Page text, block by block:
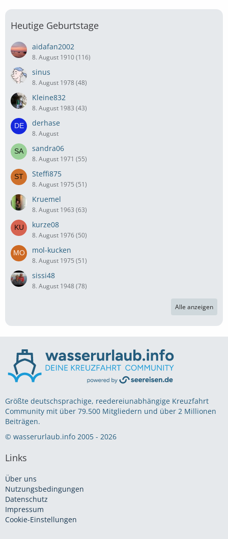
Heutige Geburtstage
aidafan2002
8. August 1910 (116)
sinus
8. August 1978 (48)
Kleine832
8. August 1983 (43)
derhase
8. August
sandra06
8. August 1971 (55)
Steffi875
8. August 1975 (51)
Kruemel
8. August 1963 (63)
kurze08
8. August 1976 (50)
mol-kucken
8. August 1975 (51)
sissi48
8. August 1948 (78)
Alle anzeigen
Größte deutschsprachige, reedereiunabhängige Kreuzfahrt
Community mit über 79.500 Mitgliedern und über 2 Millionen
Beiträgen.
© wasserurlaub.info 2005 - 2026
Links
Über uns
Nutzungsbedingungen
Datenschutz
Impressum
Cookie-Einstellungen